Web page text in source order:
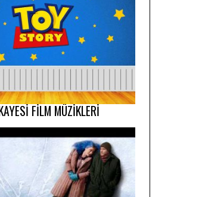
FİLM MÜZİKLERİ